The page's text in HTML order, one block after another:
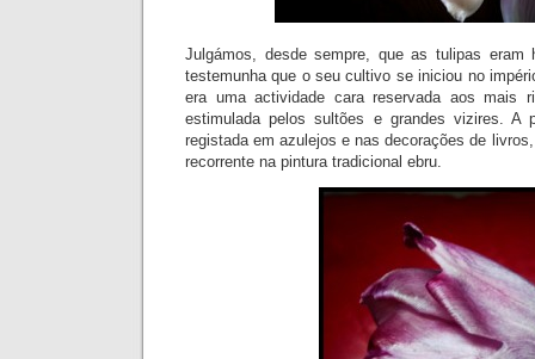
Julgámos, desde sempre, que as tulipas eram
testemunha que o seu cultivo se iniciou no
era uma actividade cara reservada aos mais
estimulada pelos sultões e grandes vizires. A
registada em azulejos e nas decorações de
recorrente na pintura tradicional ebru.